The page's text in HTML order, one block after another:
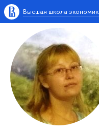
Высшая школа